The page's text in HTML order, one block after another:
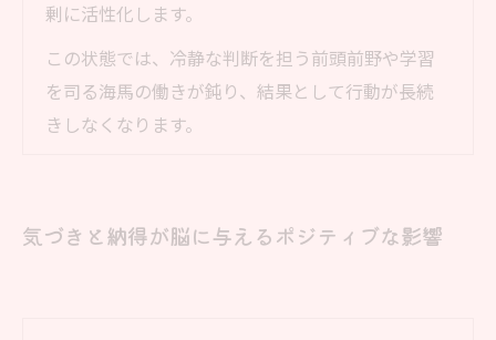
剰に活性化します。
この状態では、冷静な判断を担う前頭前野や学習
を司る海馬の働きが鈍り、結果として行動が長続
きしなくなります。
気づきと納得が脳に与えるポジティブな影響